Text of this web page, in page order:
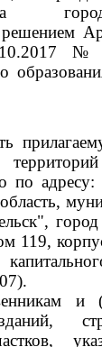
№
по адресу:
119,